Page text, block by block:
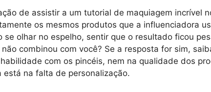
de assistir a um tutorial de maquiagem incrível
os mesmos produtos que a influenciadora
se olhar no espelho, sentir que o resultado ficou
combinou com você? Se a resposta for sim,
com os pincéis, nem na qualidade dos
está na falta de personalização.